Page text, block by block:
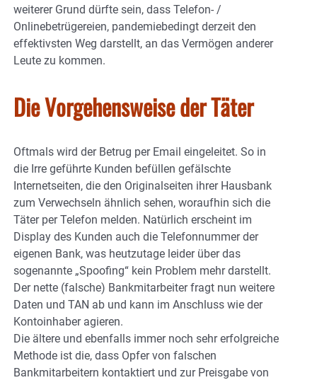
weiterer Grund dürfte sein, dass Telefon- /
Onlinebetrügereien, pandemiebedingt derzeit den
effektivsten Weg darstellt, an das Vermögen anderer
Leute zu kommen.
Die Vorgehensweise der Täter
Oftmals wird der Betrug per Email eingeleitet. So in
die Irre geführte Kunden befüllen gefälschte
Internetseiten, die den Originalseiten ihrer Hausbank
zum Verwechseln ähnlich sehen, woraufhin sich die
Täter per Telefon melden. Natürlich erscheint im
Display des Kunden auch die Telefonnummer der
eigenen Bank, was heutzutage leider über das
sogenannte „Spoofing“ kein Problem mehr darstellt.
Der nette (falsche) Bankmitarbeiter fragt nun weitere
Daten und TAN ab und kann im Anschluss wie der
Kontoinhaber agieren.
Die ältere und ebenfalls immer noch sehr erfolgreiche
Methode ist die, dass Opfer von falschen
Bankmitarbeitern kontaktiert und zur Preisgabe von